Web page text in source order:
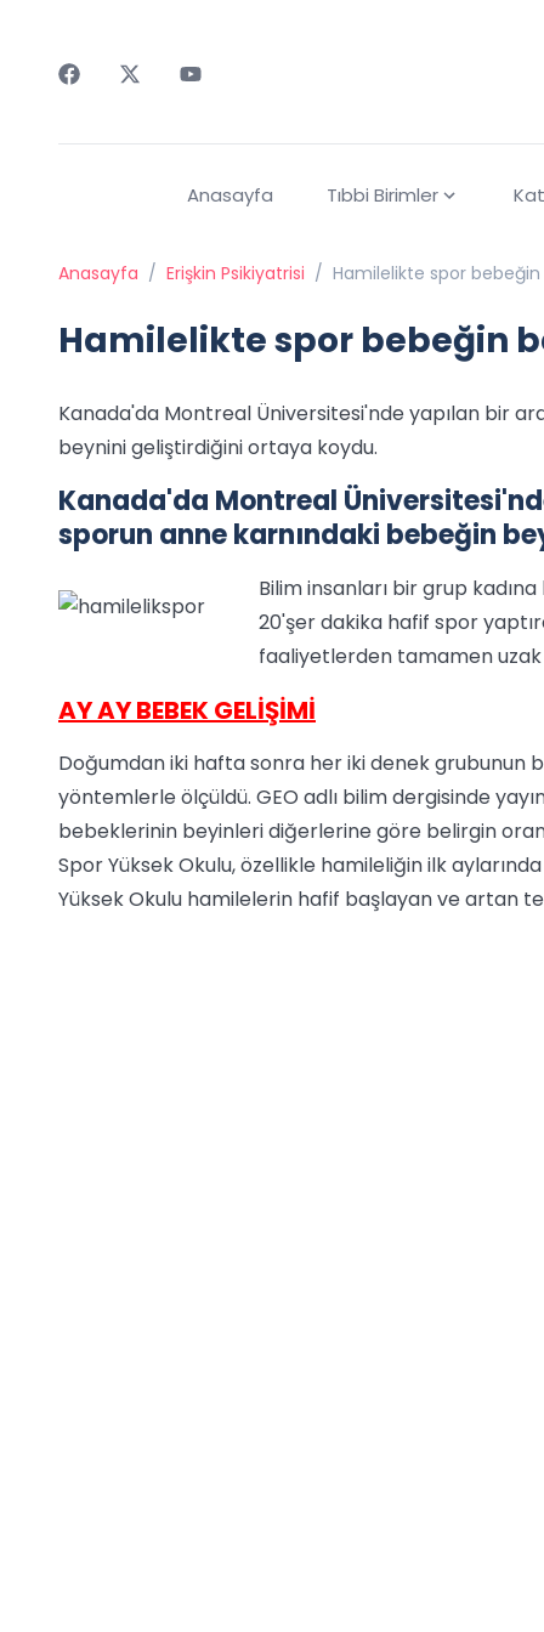
Anasayfa Tıbbi Birimler
Anasayfa / Erişkin Psikiyatrisi / Hamilelikte spor
Hamilelikte spor bebeğin
Kanada'da Montreal Üniversitesi'nde yapılan bir
beynini geliştirdiğini ortaya koydu.
Kanada'da Montreal
sporun anne karnındaki bebeğin
Bilim insanları bir grup
20'şer dakika hafif spor
faaliyetlerden tamamen
AY AY BEBEK GELİŞİMİ
Doğumdan iki hafta sonra her iki denek grubunun
yöntemlerle ölçüldü. GEO adlı bilim dergisinde
bebeklerinin beyinleri diğerlerine göre belirgin
Spor Yüksek Okulu, özellikle hamileliğin ilk
Yüksek Okulu hamilelerin hafif başlayan ve artan